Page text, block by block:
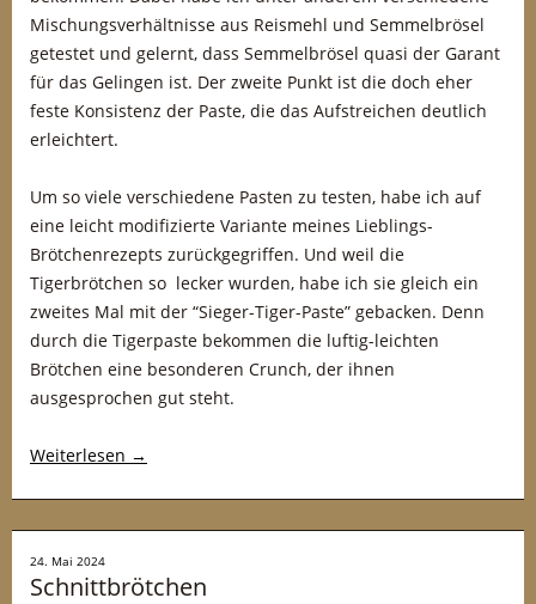
Mischungsverhältnisse aus Reismehl und Semmelbrösel
getestet und gelernt, dass Semmelbrösel quasi der Garant
für das Gelingen ist. Der zweite Punkt ist die doch eher
feste Konsistenz der Paste, die das Aufstreichen deutlich
erleichtert.
Um so viele verschiedene Pasten zu testen, habe ich auf
eine leicht modifizierte Variante meines Lieblings-
Brötchenrezepts zurückgegriffen. Und weil die
Tigerbrötchen so lecker wurden, habe ich sie gleich ein
zweites Mal mit der “Sieger-Tiger-Paste” gebacken. Denn
durch die Tigerpaste bekommen die luftig-leichten
Brötchen eine besonderen Crunch, der ihnen
ausgesprochen gut steht.
Weiterlesen →
24. Mai 2024
Schnittbrötchen